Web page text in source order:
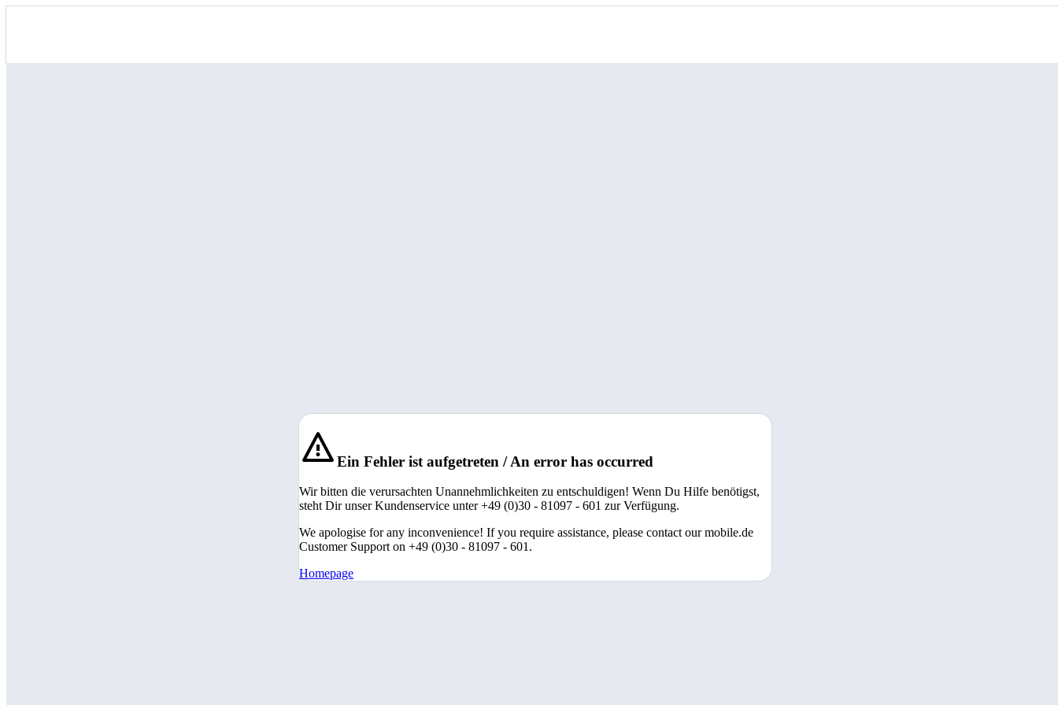
Ein Fehler ist aufgetreten / An error has occurred
Wir bitten die verursachten Unannehmlichkeiten zu entschuldigen! Wenn Du Hilfe benötigst,
steht Dir unser Kundenservice unter +49 (0)30 - 81097 - 601 zur Verfügung.
We apologise for any inconvenience! If you require assistance, please contact our mobile.de
Customer Support on +49 (0)30 - 81097 - 601.
Homepage